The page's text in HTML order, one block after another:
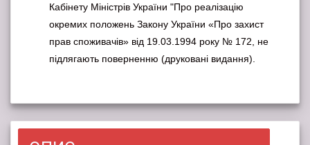
Кабінету Міністрів України "Про реалізацію
окремих положень Закону України «Про захист
прав споживачів» від 19.03.1994 року № 172, не
підлягають поверненню (друковані видання).